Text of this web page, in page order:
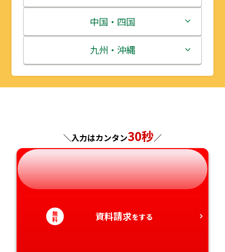
宮城県
秋田県
山形県
群馬県
埼玉県
千葉県
神奈川県
富山県
石川県
福井県
長野県
岐阜県
静岡県
愛知県
三重県
滋賀県
京都府
兵庫県
奈良県
和歌山県
中国・四国
鳥取県
島根県
広島県
山口県
徳島県
香川県
九州・沖縄
福岡県
長崎県
熊本県
大分県
宮崎県
＼入力はカンタン30秒／
無
料 資料請求をする